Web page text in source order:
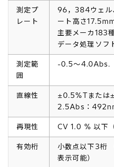
測定プ
レート
96，384ウェル
ート高さ
主要メーカ183
データ処理ソフ
測定範
囲
-0.5～4.0Abs.
直線性
±0.5%Tまた
2.5Abs：
再現性 CV 1.0 % 以下
有効桁
小数点以下3桁
表示可能）